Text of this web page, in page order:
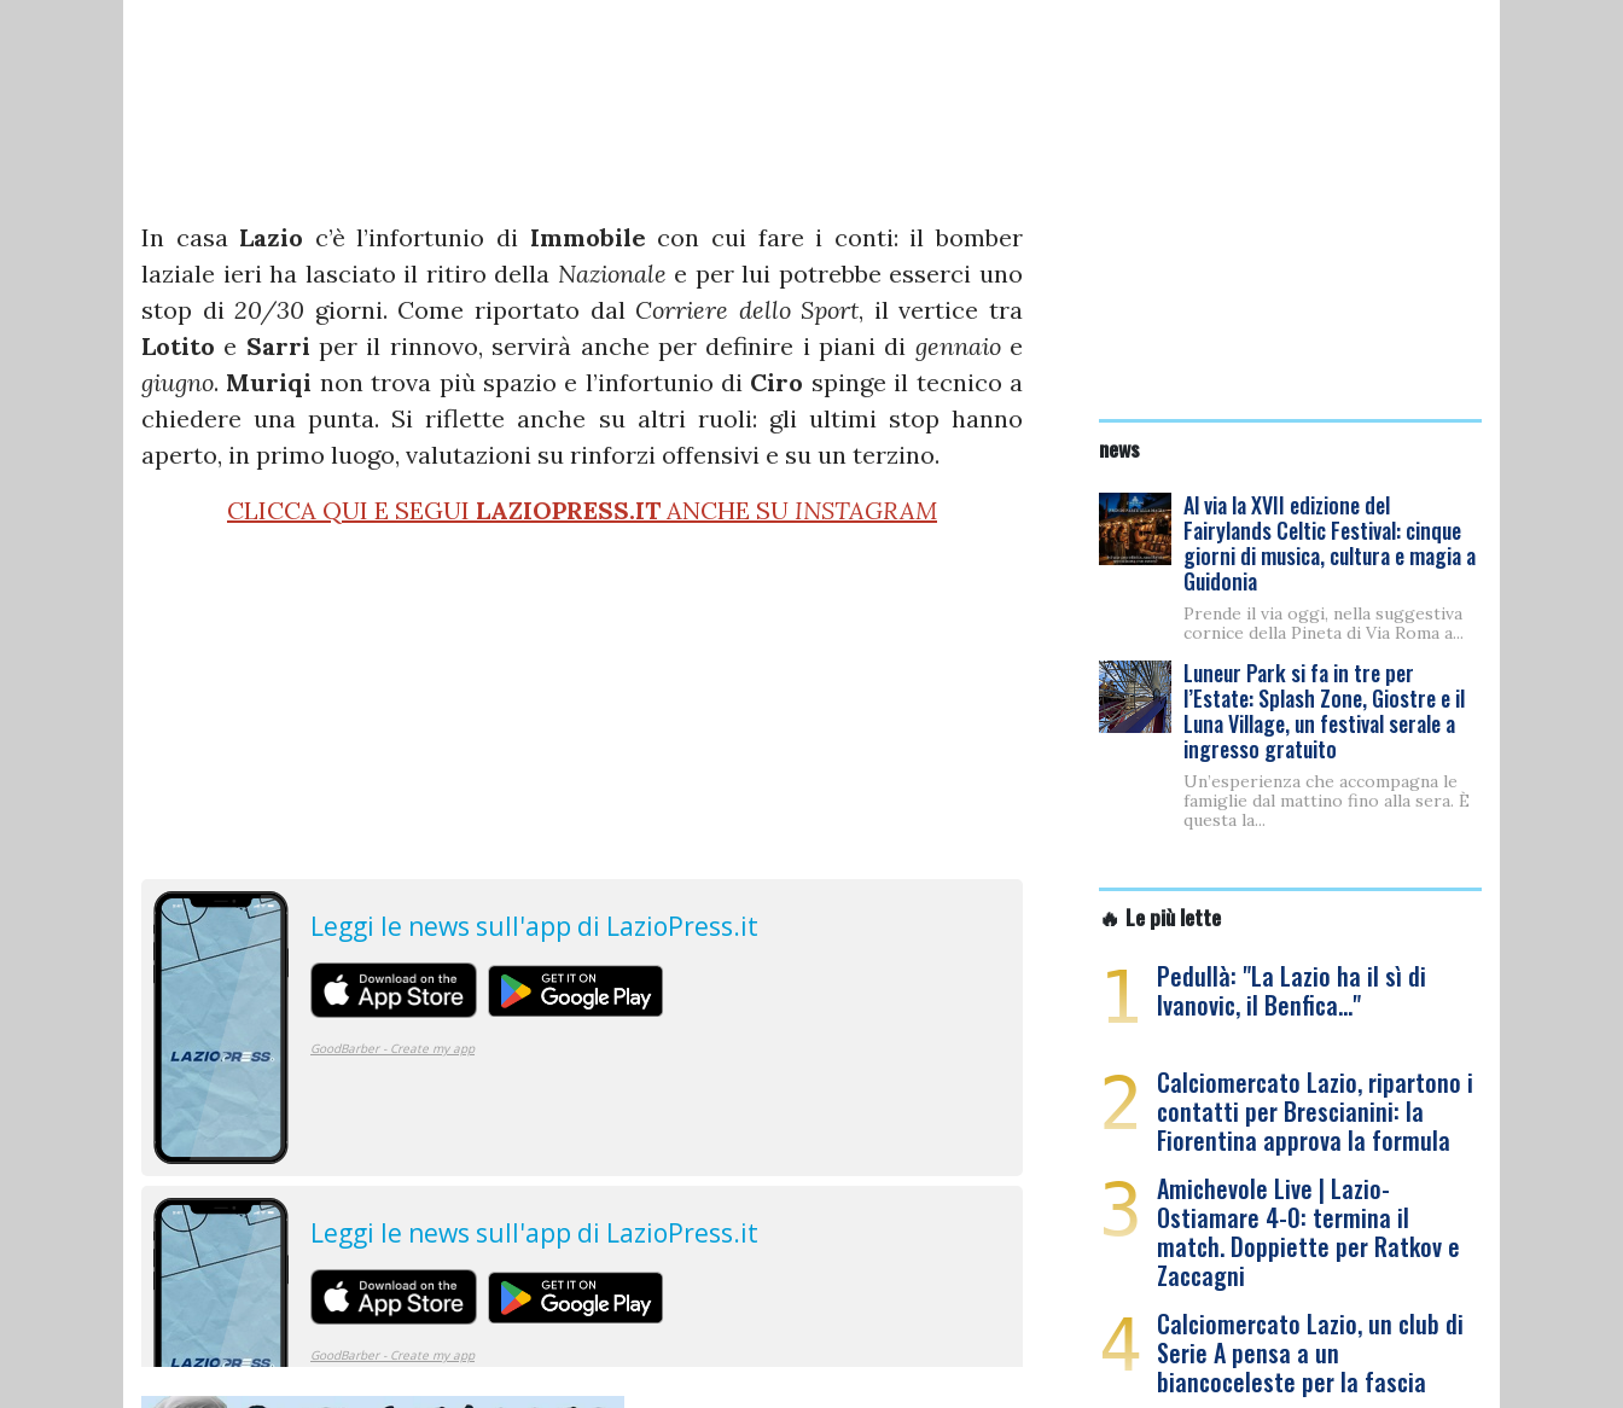
In casa Lazio c’è l’infortunio di Immobile con cui fare i conti: il bomber
laziale ieri ha lasciato il ritiro della Nazionale e per lui potrebbe esserci uno
stop di20/30 giorni. Come riportato dal Corriere dello Sport, il vertice tra
Lotito e Sarri per il rinnovo, servirà anche per definire i piani di gennaioe
giugno. Muriqi non trova più spazio e l’infortunio di Ciro spinge il tecnico a
chiedere una punta. Si riflette anche su altri ruoli: gli ultimi stop hanno
aperto, in primo luogo, valutazioni su rinforzi offensivi e su un terzino.
CLICCA QUI E SEGUI LAZIOPRESS.IT ANCHE SU INSTAGRAM
news
Al via la XVII edizione del
Fairylands Celtic Festival: cinque
giorni di musica, cultura e magia a
Guidonia
Prende il via oggi, nella suggestiva
cornice della Pineta di Via Roma a...
Luneur Park si fa in tre per
l’Estate: Splash Zone, Giostre e il
Luna Village, un festival serale a
ingresso gratuito
Un’esperienza che accompagna le
famiglie dal mattino fino alla sera. È
questa la...
🔥 Le più lette
1 Pedullà: "La Lazio ha il sì di
Ivanovic, il Benfica…"
2 Calciomercato Lazio, ripartono i
contatti per Brescianini: la
Fiorentina approva la formula
3 Amichevole Live | Lazio-
Ostiamare 4-0: termina il
match. Doppiette per Ratkov e
Zaccagni
4 Calciomercato Lazio, un club di
Serie A pensa a un
biancoceleste per la fascia